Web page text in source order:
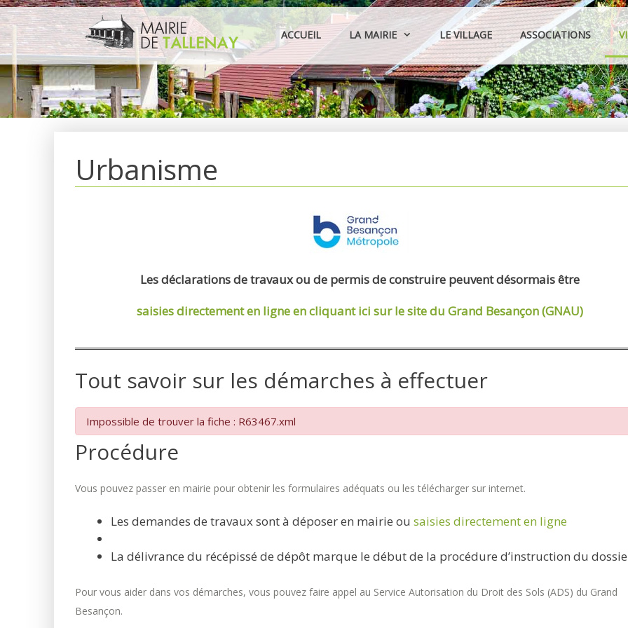
Aller
au
contenu
ACCUEIL LA MAIRIE LE VILLAGE ASSOCIATIONS
Urbanisme
Les déclarations de travaux ou de permis de construire peuvent désormais être
saisies directement en ligneen cliquant ici sur le site du Grand Besançon (GNAU)
Tout savoir sur les démarches à effectuer
Impossible de trouver la fiche : R63467.xml
Procédure
Vous pouvez passer en mairie pour obtenir les formulaires adéquats ou les télécharger sur internet.
Les demandes de travaux sont à déposer en mairie ou saisies directement en ligne
La délivrance du récépissé de dépôt marque le début de la procédure d’instruction du
Pour vous aider dans vos démarches, vous pouvez faire appel au Service Autorisation du Droit des Sols (ADS) du Grand
Besançon.